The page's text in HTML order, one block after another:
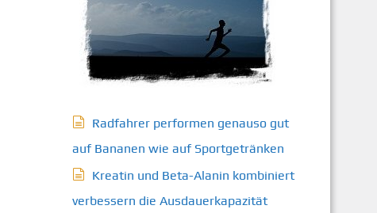
Radfahrer performen genauso gut
auf Bananen wie auf Sportgetränken
Kreatin und Beta-Alanin kombiniert
verbessern die Ausdauerkapazität